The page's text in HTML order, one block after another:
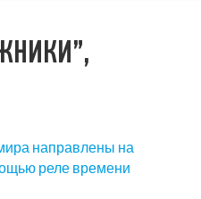
направлены на
реле времени